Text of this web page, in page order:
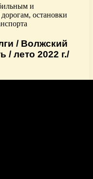
и
остановки
/ Волжский
/ лето 2022 г./